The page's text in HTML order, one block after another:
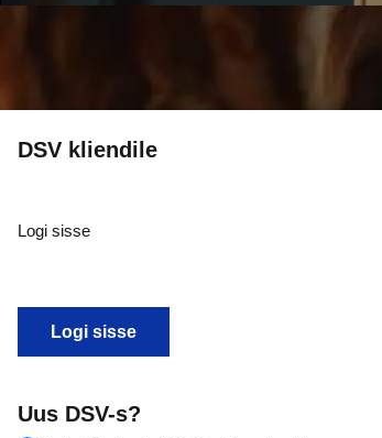
DSV kliendile
Logi sisse
Logi sisse
Uus DSV-s?